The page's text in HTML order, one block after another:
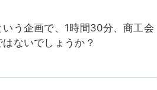
う企画で、1時間30分、商工会
ないでしょうか？